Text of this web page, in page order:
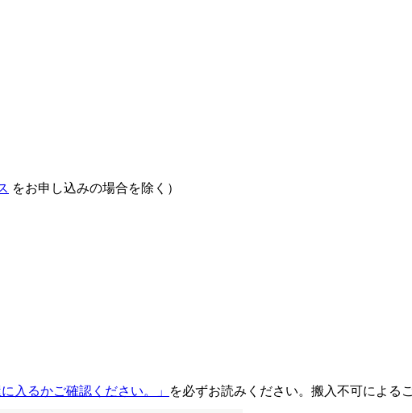
をお申し込みの場合を除く）
入るかご確認ください。」 を必ずお読みください。搬入不可による